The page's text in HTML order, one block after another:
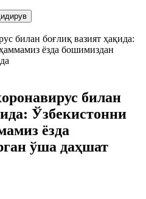
билан
Ўзбекистонни
ёзда
ўша даҳшат